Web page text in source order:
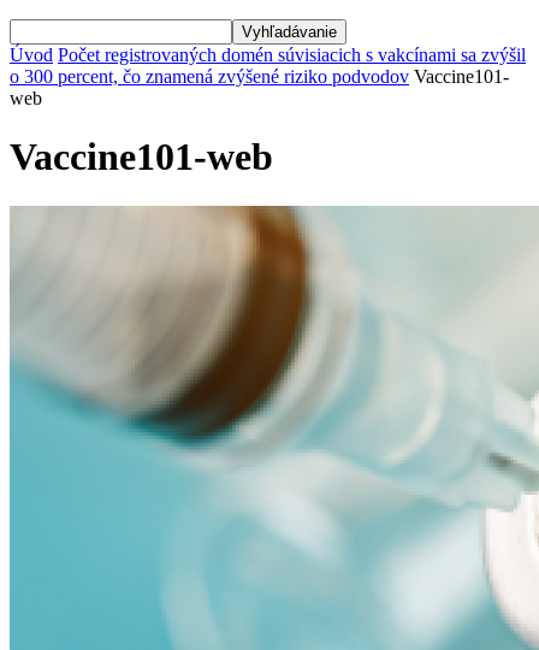
Úvod Počet registrovaných domén súvisiacich s vakcínami sa zvýšil
o 300 percent, čo znamená zvýšené riziko podvodov Vaccine101-
web
Vaccine101-web